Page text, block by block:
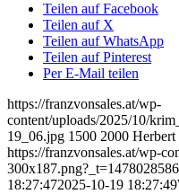
Teilen auf Facebook
Teilen auf X
Teilen auf WhatsApp
Teilen auf Pinterest
Per E-Mail teilen
https://franzvonsales.at/wp-
content/uploads/2025/10/
19_06.jpg 1500 2000 Herbert
https://franzvonsales.at/wp-
300x187.png?_t=1478028586
18:27:472025-10-19 18:27:49